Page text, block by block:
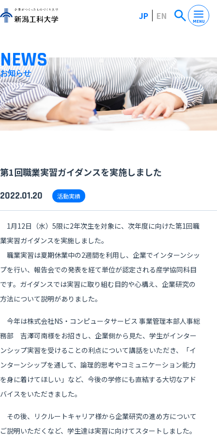
JP EN MENU
NEWS
お知らせ
第1回職業実習ガイダンスを実施しました
2022.01.20
活動実績
1月12日（水）5限に2年次生を対象に、次年度に向けた第1回職
業実習ガイダンスを実施しました。
職業実習は夏期休業中の2週間を利用し、企業でインターンシッ
プを行い、報告会での発表を経て単位が認定される産学協同科目
です。ガイダンスでは実習に取り組む目的や心構え、企業研究の
方法について説明がありました。
今年は株式会社NS・コンピュータサービス 事業管理本部人事総
務部 吉澤可南様をお招きし、企業側から見た、学生がインター
ンシップ実習を受けることの利点について講話をいただき、「イ
ンターンシップを通して、論理的思考やコミュニケーション能力
を身に着けてほしい」など、今後の学修にも直結する大切なアド
バイスをいただきました。
その後、リクルートキャリア様から企業研究の進め方について
ご説明いただくなど、学生達は実習に向けてスタートしました。